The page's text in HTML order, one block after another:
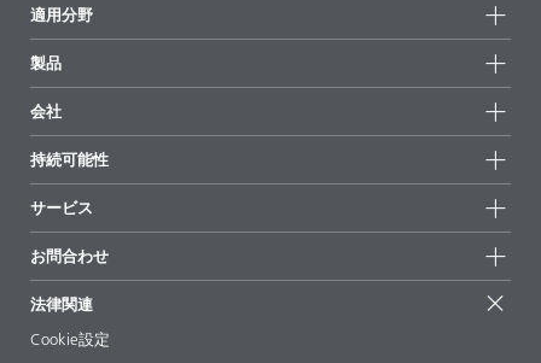
DISPERBYK-190および DISPERBYK-2014を使用した水系用
樹脂なしのピグメントコンセントレート
製品
DISPERBYK-190, DISPERBYK-
2014
言語
PDF をダウンロード
DISPERBYK-193およびDISPERBYK-195を使用した水系用
樹脂ありのピグメントコンセントレート
製品
適用分野
製品
全製品
ハイライト
会社
ニュース
拠点と販売代理店
展示会 & イベント
経営陣
持続可能性
持続可能な製品
サクセスストーリー
EcoVadis
証明書
サービス
配合の出発点
論文記事
ebooks(電子書籍)
お問合わせ
法律関連
Cookie設定